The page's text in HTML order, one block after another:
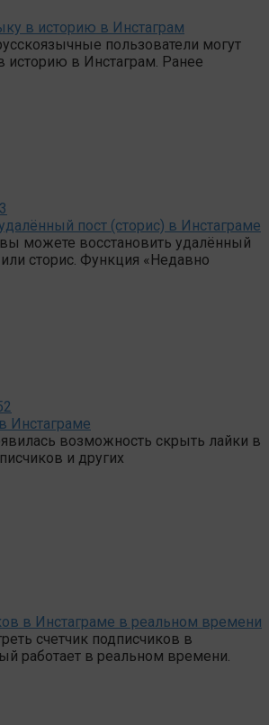
в историю в Инстаграм
пользователи могут
историю в Инстаграм. Ранее
пост (сторис) в Инстаграме
можете восстановить удалённый
сторис. Функция «Недавно
Инстаграме
возможность скрыть лайки в
и других
в Инстаграме в реальном времени
счетчик подписчиков в
работает в реальном времени.